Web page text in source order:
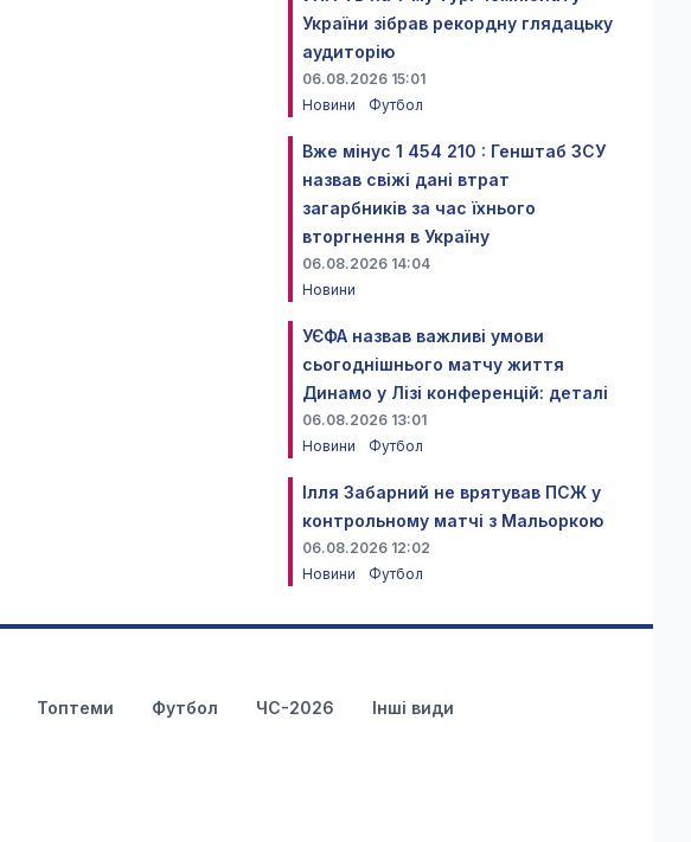
України зібрав рекордну глядацьку
аудиторію
06.08.2026 15:01
Новини
Футбол
Вже мінус 1 454 210 : Генштаб ЗСУ
назвав свіжі дані втрат
загарбників за час їхнього
вторгнення в Україну
06.08.2026 14:04
Новини
УЄФА назвав важливі умови
сьогоднішнього матчу життя
Динамо у Лізі конференцій: деталі
06.08.2026 13:01
Новини
Футбол
Ілля Забарний не врятував ПСЖ у
контрольному матчі з Мальоркою
06.08.2026 12:02
Новини
Футбол
Топтеми Футбол ЧС-2026 Інші види